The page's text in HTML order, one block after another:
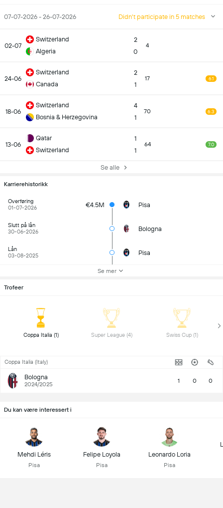
07-07-2026 - 26-07-2026 Didn't participate in 5 matches
02-07
Switzerland
Algeria
2
0
4
24-06
Switzerland
Canada
2
1
17 6.1
18-06
Switzerland
Bosnia & Herzegovina
4
1
70 6.3
13-06
Qatar
Switzerland
1
1
64 7.0
Se alle
Karrierehistorikk
Overføring
01-07-2026
€4.5M Pisa
Slutt på lån
30-06-2026
Bologna
Lån
03-08-2025
Pisa
Se mer
Trofeer
Coppa Italia (1) Super League (4) Swiss Cup (1)
Coppa Italia (Italy)
Bologna
2024/2025 1 0 0
Du kan være interessert i
Mehdi Léris
Pisa
Felipe Loyola
Pisa
Leonardo Loria
Pisa